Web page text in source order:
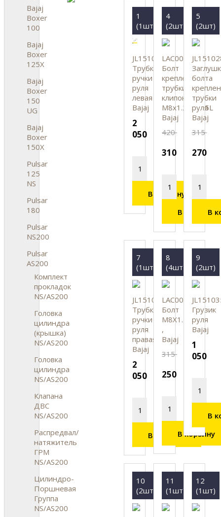
Bajaj
Boxer
100
Bajaj
Boxer
125X
Bajaj
Boxer
150
UG
Bajaj
Boxer
150X
Pulsar
125
NS
Pulsar
180
Pulsar
NS200
Pulsar
AS200
Комплект
прокладок
NS/AS200
Головка
цилиндра
(крышка)
NS/AS200
Головка
цилиндра
NS/AS200
Клапана
ДВС
NS/AS200
Распредвал/
натяжитель
ГРМ
NS/AS200
Цилиндро-
Поршневая
Группа
NS/AS200
1
(1шт)
JL151021
Трубка
ручки
руля
левая
Bajaj
2
050
В корзину
4
(2шт)
LAC00020
Болт
крепления
трубки
клипона
M8х1.25Px55L
Bajaj
420
310
В корзину
5
(2шт)
болта
трубки
руля
Bajaj
315
270
В
7
(1шт)
JL151034
Трубка
ручки
руля
правая
Bajaj
2
050
В корзину
8
(4шт)
LAC00059
Болт
M8X1.25
,
Bajaj
315
250
В корзину
9
(2шт)
Грузик
руля
Bajaj
1
050
В
10
(2шт)
11
(1шт)
12
(1шт)